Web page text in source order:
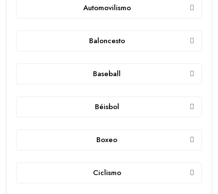
Automovilismo
Baloncesto
Baseball
Béisbol
Boxeo
Ciclismo